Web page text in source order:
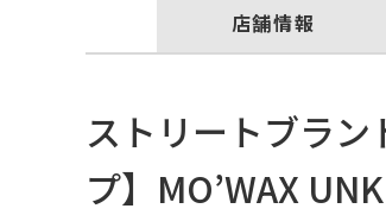
店舗情報
ストリートブラン
プ】MO’WAX